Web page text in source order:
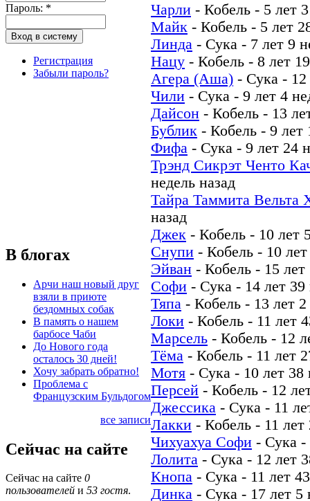
Пароль: *
Регистрация
Забыли пароль?
В блогах
Арчи наш новый друг
взяли в приюте
бездомных собак
В память о нашем
барбосе Чаби
До Нового года
осталось 30 дней!
Хочу забрать обратно!
Проблема с
Французским Бульдогом
все записи
Сейчас на сайте
Сейчас на сайте 0
пользователей и 53 гостя.
Чарли - Кобель - 5 лет
Майк - Кобель - 5 лет
Линда - Сука - 7 лет 9
Нацу - Кобель - 8 лет
Агера (Аша) - Сука -
Чили - Сука - 9 лет 4
Дайсон - Кобель - 13
Бублик - Кобель - 9 лет
Фифа - Сука - 9 лет 24
Трэнд Сикрэт Ченто
недель назад
Тайра Таммита Вельта
назад
Джек - Кобель - 10 лет
Снупи - Кобель - 10
Эйван - Кобель - 15 лет
Софи - Сука - 14 лет 39
Тяпа - Кобель - 13 лет
Локи - Кобель - 11 лет
Марсель - Кобель - 12
Тёма - Кобель - 11 лет
Мотя - Сука - 10 лет 38
Персей - Кобель - 12
Джессика - Сука - 11
Лакки - Кобель - 11 лет
Чихуахуа Софи - Сука -
Лолита - Сука - 12 лет
Кнопа - Сука - 11 лет
Динка - Сука - 17 лет 5